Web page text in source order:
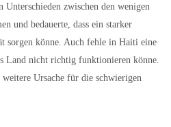
Unterschieden zwischen den wenigen
und bedauerte, dass ein starker
sorgen könne. Auch fehle in Haiti eine
Land nicht richtig funktionieren könne.
weitere Ursache für die schwierigen